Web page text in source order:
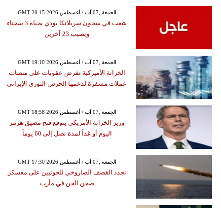
GMT 20:15 2026 الجمعة ,07 آب / أغسطس
شغب في سجون سريلانكا يودي بحياة 3 سجناء
ويصيب 23 آخرين
GMT 19:10 2026 الجمعة ,07 آب / أغسطس
الخزانة الأميركية تفرض عقوبات على منصات
عملات مشفرة لدعمها الحرس الثوري الإيراني
GMT 18:58 2026 الجمعة ,07 آب / أغسطس
وزير الخزانة الأمريكي يتوقع فتح مضيق هرمز
اليوم أو غداً لمدة تصل إلى 60 يوماً
GMT 17:30 2026 الجمعة ,07 آب / أغسطس
تجدد القصف الصاروخي للحوثيين على معسكر
صحن الجن في مأرب